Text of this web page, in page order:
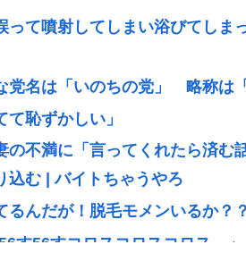
って噴射してしまい浴びてしま
党名は「いのちの党」 略称は
恥ずかしい」
の不満に「言ってくれたら済む
込む | バイトちゃうやろ
るんだが！脱毛モメンいるか？？
す56すコロスコロスコロス…